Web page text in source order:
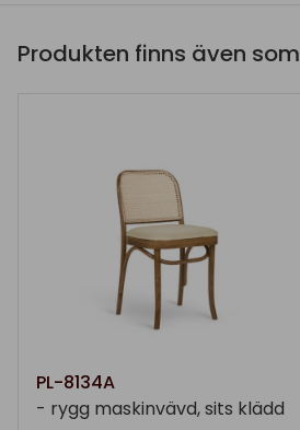
Produkten finns även som
PL-8134A
- rygg maskinvävd, sits klädd